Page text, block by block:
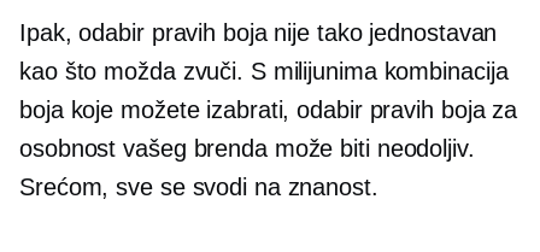
Ipak, odabir pravih boja nije tako jednostavan
kao što možda zvuči. S milijunima kombinacija
boja koje možete izabrati, odabir pravih boja za
osobnost vašeg brenda može biti neodoljiv.
Srećom, sve se svodi na znanost.